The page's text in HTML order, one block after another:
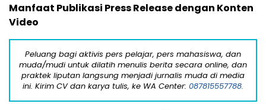
Manfaat Publikasi Press Release dengan Konten
Video
Peluang bagi aktivis pers pelajar, pers mahasiswa, dan
muda/mudi untuk dilatih menulis berita secara online, dan
praktek liputan langsung menjadi jurnalis muda di media
ini. Kirim CV dan karya tulis, ke WA Center: 087815557788.